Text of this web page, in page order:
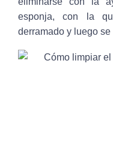
esponja, con la
derramado y luego